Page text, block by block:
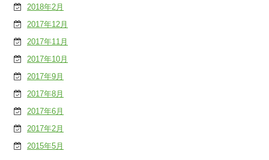
2018年2月
2017年12月
2017年11月
2017年10月
2017年9月
2017年8月
2017年6月
2017年2月
2015年5月